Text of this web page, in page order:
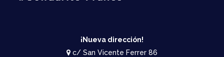
¡Nueva dirección!
c/ San Vicente Ferrer 86